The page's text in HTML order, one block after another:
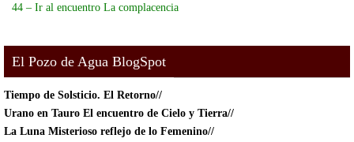
44 – Ir al encuentro La complacencia
El Pozo de Agua BlogSpot
Tiempo de Solsticio. El Retorno//
Urano en Tauro El encuentro de Cielo y Tierra//
La Luna Misterioso reflejo de lo Femenino//